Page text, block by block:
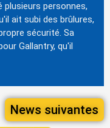
plusieurs personnes,
ait subi des brûlures,
sécurité. Sa
Gallantry, qu'il
News suivantes